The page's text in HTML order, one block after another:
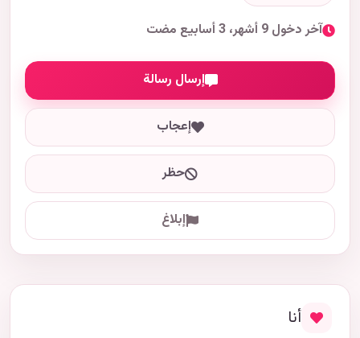
آخر دخول 9 أشهر، 3 أسابيع مضت
إرسال رسالة
إعجاب
حظر
إبلاغ
أنا